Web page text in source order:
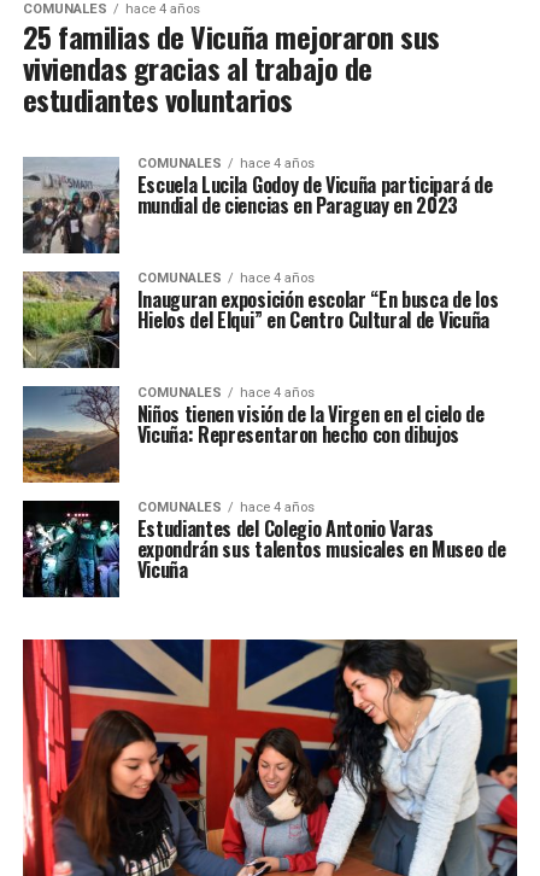
COMUNALES hace 4 años
25 familias de Vicuña mejoraron sus
viviendas gracias al trabajo de
estudiantes voluntarios
COMUNALES hace 4 años
Escuela Lucila Godoy de Vicuña participará de
mundial de ciencias en Paraguay en 2023
COMUNALES hace 4 años
Inauguran exposición escolar “En busca de los
Hielos del Elqui” en Centro Cultural de Vicuña
COMUNALES hace 4 años
Niños tienen visión de la Virgen en el cielo de
Vicuña: Representaron hecho con dibujos
COMUNALES hace 4 años
Estudiantes del Colegio Antonio Varas
expondrán sus talentos musicales en Museo de
Vicuña